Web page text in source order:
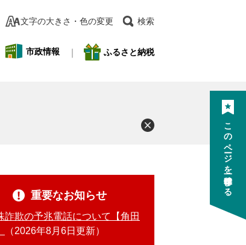
文字の大きさ・色の変更 検索
市政情報 ふるさと納税
重要なお知らせ
詐欺の予兆電話について【角田
2026年8月6日更新
このページを一時保存する